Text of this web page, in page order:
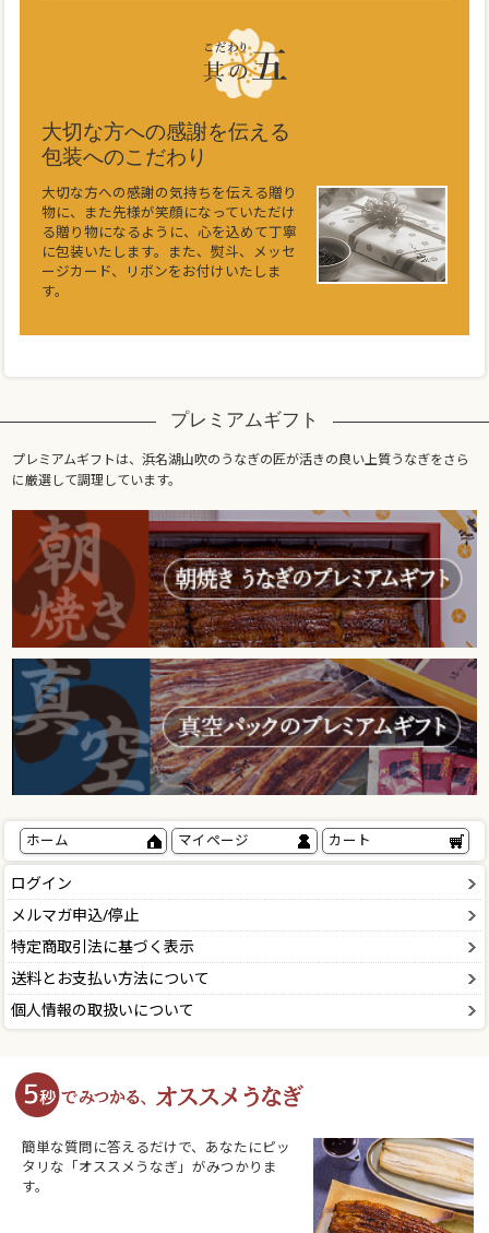
大切な方への感謝を伝える
包装へのこだわり
大切な方への感謝の気持ちを伝える贈り
物に、また先様が笑顔になっていただけ
る贈り物になるように、心を込めて丁寧
に包装いたします。また、熨斗、メッセ
ージカード、リボンをお付けいたしま
す。
プレミアムギフト
プレミアムギフトは、浜名湖山吹のうなぎの匠が活きの良い上質うなぎをさら
に厳選して調理しています。
ホーム マイページ カート
ログイン
メルマガ申込/停止
特定商取引法に基づく表示
送料とお支払い方法について
個人情報の取扱いについて
簡単な質問に答えるだけで、あなたにピッ
タリな「オススメうなぎ」がみつかりま
す。